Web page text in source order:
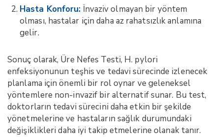
Hasta Konforu: İnvaziv olmayan bir yöntem
olması, hastalar için daha az rahatsızlık anlamına
gelir.
Sonuç olarak, Üre Nefes Testi, H. pylori
enfeksiyonunun teşhis ve tedavi sürecinde izlenecek
planlama için önemli bir rol oynar ve geleneksel
yöntemlere non-invazif bir alternatif sunar. Bu test,
doktorların tedavi sürecini daha etkin bir şekilde
yönetmelerine ve hastaların sağlık durumundaki
değişiklikleri daha iyi takip etmelerine olanak tanır.